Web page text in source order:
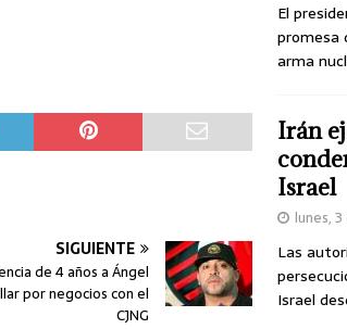
SIGUIENTE
de 4 años a Ángel
por negocios con el
CJNG
El
promesa
arma
Irán
Israel
lunes,
Las
Israel